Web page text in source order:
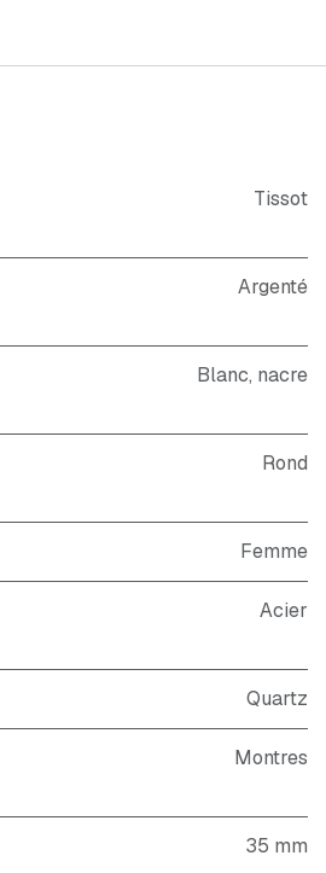
Tissot
Argenté
Blanc, nacre
Rond
Femme
Acier
Quartz
Montres
35 mm